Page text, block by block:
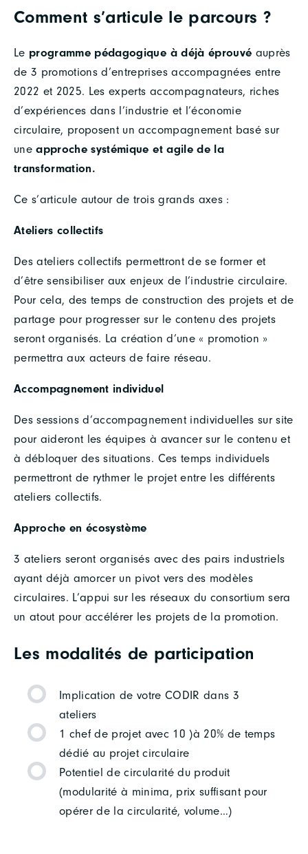
Comment s’articule le parcours ?
Le programme pédagogique à déjà éprouvé auprès
de 3 promotions d’entreprises accompagnées entre
2022 et 2025. Les experts accompagnateurs, riches
d’expériences dans l’industrie et l’économie
circulaire, proposent un accompagnement basé sur
uneapproche systémique et agile de la
transformation.
Ce s’articule autour de trois grands axes :
Ateliers collectifs
Des ateliers collectifs permettront de se former et
d’être sensibiliser aux enjeux de l’industrie circulaire.
Pour cela, des temps de construction des projets et de
partage pour progresser sur le contenu des projets
seront organisés. La création d’une « promotion »
permettra aux acteurs de faire réseau.
Accompagnement individuel
Des sessions d’accompagnement individuelles sur site
pour aideront les équipes à avancer sur le contenu et
à débloquer des situations. Ces temps individuels
permettront de rythmer le projet entre les différents
ateliers collectifs.
Approche en écosystème
3 ateliers seront organisés avec des pairs industriels
ayant déjà amorcer un pivot vers des modèles
circulaires. L’appui sur les réseaux du consortium sera
un atout pour accélérer les projets de la promotion.
Les modalités de participation
Implication de votre CODIR dans 3
ateliers
1 chef de projet avec 10 )à 20% de temps
dédié au projet circulaire
Potentiel de circularité du produit
(modularité à minima, prix suffisant pour
opérer de la circularité, volume…)